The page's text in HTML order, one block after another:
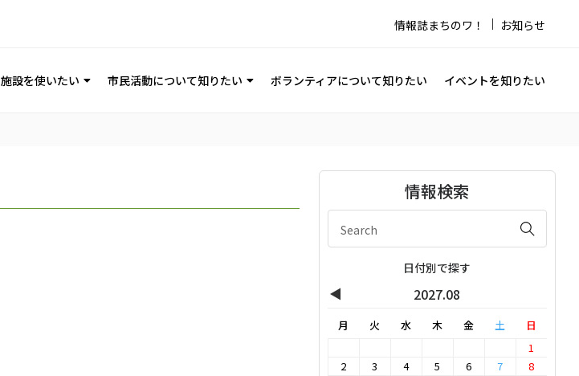
情報誌まちのワ！ お知らせ
施設を使いたい 市民活動について知りたい ボランティアについて知りたい イベントを知りたい
情報検索
日付別で探す
◀ 2027.08
月 火 水 木 金 土
日
1
2
3 4 5 6 7
8